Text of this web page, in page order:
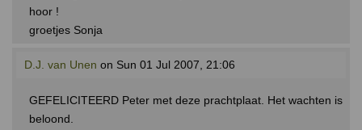
hoor !
groetjes Sonja
D.J. van Unen on Sun 01 Jul 2007, 21:06
GEFELICITEERD Peter met deze prachtplaat. Het wachten is
beloond.